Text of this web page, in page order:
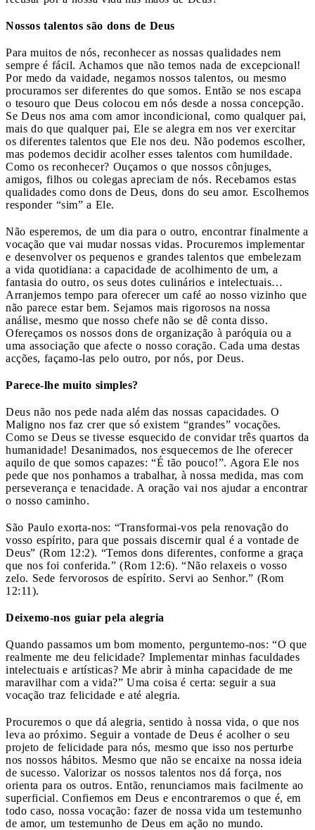
Nossos talentos são dons de Deus
Para muitos de nós, reconhecer as nossas qualidades nem
sempre é fácil. Achamos que não temos nada de excepcional!
Por medo da vaidade, negamos nossos talentos, ou mesmo
procuramos ser diferentes do que somos. Então se nos escapa
o tesouro que Deus colocou em nós desde a nossa concepção.
Se Deus nos ama com amor incondicional, como qualquer pai,
mais do que qualquer pai, Ele se alegra em nos ver exercitar
os diferentes talentos que Ele nos deu. Não podemos escolher,
mas podemos decidir acolher esses talentos com humildade.
Como os reconhecer? Ouçamos o que nossos cônjuges,
amigos, filhos ou colegas apreciam de nós. Recebamos estas
qualidades como dons de Deus, dons do seu amor. Escolhemos
responder “sim” a Ele.
Não esperemos, de um dia para o outro, encontrar finalmente a
vocação que vai mudar nossas vidas. Procuremos implementar
e desenvolver os pequenos e grandes talentos que embelezam
a vida quotidiana: a capacidade de acolhimento de um, a
fantasia do outro, os seus dotes culinários e intelectuais…
Arranjemos tempo para oferecer um café ao nosso vizinho que
não parece estar bem. Sejamos mais rigorosos na nossa
análise, mesmo que nosso chefe não se dê conta disso.
Ofereçamos os nossos dons de organização à paróquia ou a
uma associação que afecte o nosso coração. Cada uma destas
acções, façamo-las pelo outro, por nós, por Deus.
Parece-lhe muito simples?
Deus não nos pede nada além das nossas capacidades. O
Maligno nos faz crer que só existem “grandes” vocações.
Como se Deus se tivesse esquecido de convidar três quartos da
humanidade! Desanimados, nos esquecemos de lhe oferecer
aquilo de que somos capazes: “É tão pouco!”. Agora Ele nos
pede que nos ponhamos a trabalhar, à nossa medida, mas com
perseverança e tenacidade. A oração vai nos ajudar a encontrar
o nosso caminho.
São Paulo exorta-nos: “Transformai-vos pela renovação do
vosso espírito, para que possais discernir qual é a vontade de
Deus” (Rom 12:2). “Temos dons diferentes, conforme a graça
que nos foi conferida.” (Rom 12:6). “Não relaxeis o vosso
zelo. Sede fervorosos de espírito. Servi ao Senhor.” (Rom
12:11).
Deixemo-nos guiar pela alegria
Quando passamos um bom momento, perguntemo-nos: “O que
realmente me deu felicidade? Implementar minhas faculdades
intelectuais e artísticas? Me abrir à minha capacidade de me
maravilhar com a vida?” Uma coisa é certa: seguir a sua
vocação traz felicidade e até alegria.
Procuremos o que dá alegria, sentido à nossa vida, o que nos
leva ao próximo. Seguir a vontade de Deus é acolher o seu
projeto de felicidade para nós, mesmo que isso nos perturbe
nos nossos hábitos. Mesmo que não se encaixe na nossa ideia
de sucesso. Valorizar os nossos talentos nos dá força, nos
orienta para os outros. Então, renunciamos mais facilmente ao
superficial. Confiemos em Deus e encontraremos o que é, em
todo caso, nossa vocação: fazer de nossa vida um testemunho
de amor, um testemunho de Deus em ação no mundo.